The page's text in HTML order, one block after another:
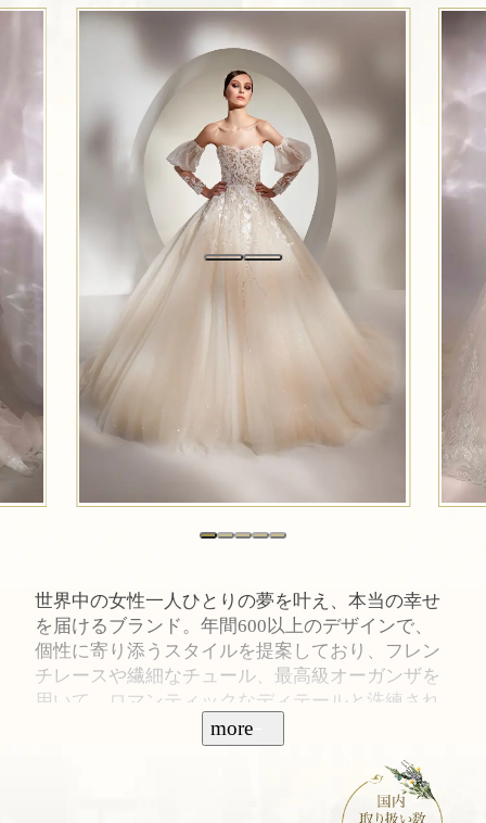
世界中の女性一人ひとりの夢を叶え、本当の幸せ
を届けるブランド。年間600以上のデザインで、
個性に寄り添うスタイルを提案しており、フレン
チレースや繊細なチュール、最高級オーガンザを
用いて、ロマンティックなディテールと洗練され
たシルエットを実現。アンティークローズやヴィ
ンテージピンクの色彩とシルクの質感が、特別な
more